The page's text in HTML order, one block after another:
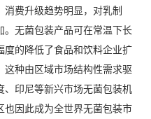
费升级趋势明显，对乳制
。无菌包装产品可在常温下长
度的降低了食品和饮料企业扩
这种由区域市场结构性需求驱
、印尼等新兴市场无菌包装机
也因此成为全世界无菌包装市